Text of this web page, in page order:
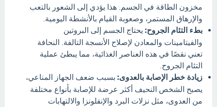
مخزون الطاقة في الجسم. هذا يؤدي إلى الشعور بالتعب
والإرهاق المستمر، وصعوبة القيام بالأنشطة اليومية.
بطء التئام الجروح: يحتاج الجسم إلى البروتين
والفيتامينات والمعادن لإصلاح الأنسجة التالفة. النحافة
تعني نقصًا في هذه العناصر الغذائية، مما يبطئ عملية
التئام الجروح.
زيادة خطر الإصابة بالعدوى: بسبب ضعف الجهاز المناعي،
يصبح الشخص النحيف أكثر عرضة للإصابة بأنواع مختلفة
من العدوى، مثل نزلات البرد والإنفلونزا والالتهابات